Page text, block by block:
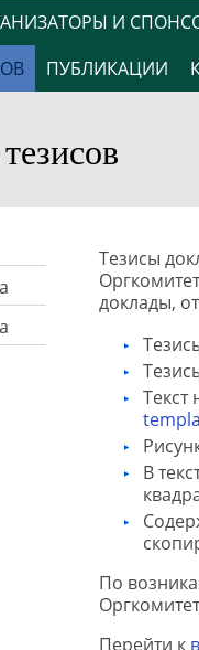
И
ПУБЛИКАЦИИ
Тезисы
доклады,
Текст
В
По
Перейти к